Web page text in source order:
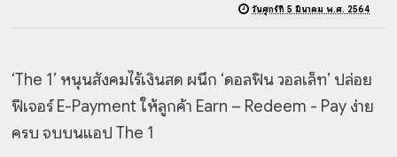
วันศุกร์ที่ 5 มีนาคม พ.ศ. 2564
‘The 1’ หนุนสังคมไร้เงินสด ผนึก ‘ดอลฟิน วอลเล็ท’ ปล่อย
ฟีเจอร์ E-Paymentให้ลูกค้า Earn – Redeem - Pay ง่าย
ครบ จบบนแอป The 1